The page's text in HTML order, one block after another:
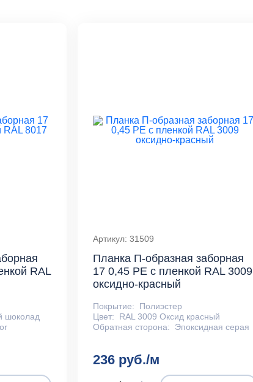
RAL
шоколад
Артикул: 31509
Планка П-образная заборная
17 0,45 PE с пленкой RAL 3009
оксидно-красный
Покрытие:
Полиэстер
Цвет:
RAL 3009 Оксид красный
Обратная сторона:
Эпоксидная серая
236 руб./м